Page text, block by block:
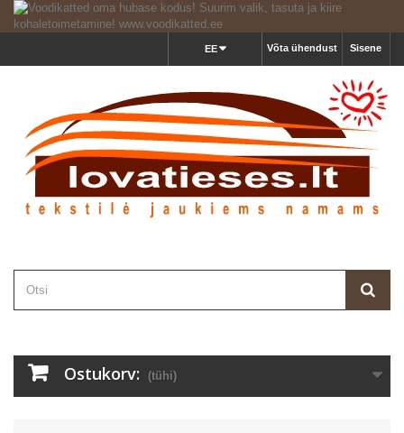
Sisene
Võta ühendust
EE
Ostukorv: (tühi)